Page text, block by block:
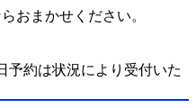
おまかせください。
予約は状況により受付いた